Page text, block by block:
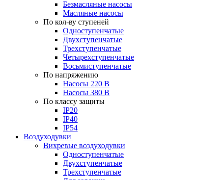
Безмасляные насосы
Масляные насосы
По кол-ву ступеней
Одноступенчатые
Двухступенчатые
Трехступенчатые
Четырехступенчатые
Восьмиступенчатые
По напряжению
Насосы 220 В
Насосы 380 В
По классу защиты
IP20
IP40
IP54
Воздуходувки
Вихревые воздуходувки
Одноступенчатые
Двухступенчатые
Трехступенчатые